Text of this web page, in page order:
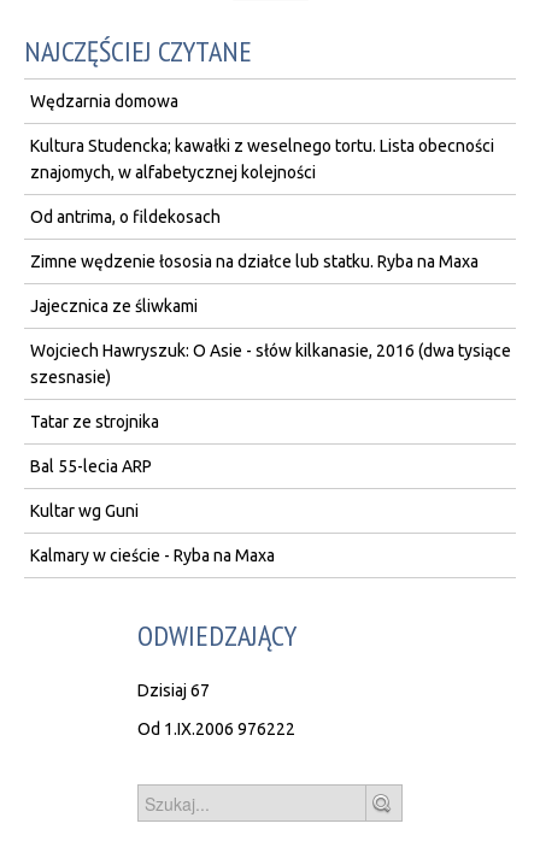
NAJCZĘŚCIEJ CZYTANE
Wędzarnia domowa
Kultura Studencka; kawałki z weselnego tortu. Lista obecności
znajomych, w alfabetycznej kolejności
Od antrima, o fildekosach
Zimne wędzenie łososia na działce lub statku. Ryba na Maxa
Jajecznica ze śliwkami
Wojciech Hawryszuk: O Asie - słów kilkanasie, 2016 (dwa tysiące
szesnasie)
Tatar ze strojnika
Bal 55-lecia ARP
Kultar wg Guni
Kalmary w cieście - Ryba na Maxa
ODWIEDZAJĄCY
Dzisiaj67
Od 1.IX.2006 976222
Szukaj